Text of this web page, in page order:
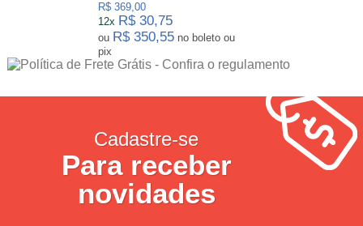
R$ 369,00
12x R$ 30,75
ou R$ 350,55 no boleto ou
pix
Cadastre-se
Para receber
novidades